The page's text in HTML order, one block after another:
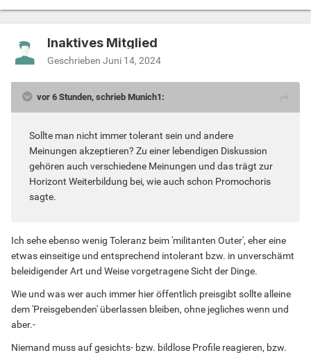
Inaktives Mitglied
Geschrieben Juni 14, 2024
vor 6 Stunden, schrieb Munich1:
Sollte man nicht immer tolerant sein und andere
Meinungen akzeptieren? Zu einer lebendigen Diskussion
gehören auch verschiedene Meinungen und das trägt zur
Horizont Weiterbildung bei, wie auch schon Promochoris
sagte.
Ich sehe ebenso wenig Toleranz beim 'militanten Outer', eher eine
etwas einseitige und entsprechend intolerant bzw. in unverschämt
beleidigender Art und Weise vorgetragene Sicht der Dinge.
Wie und was wer auch immer hier öffentlich preisgibt sollte alleine
dem 'Preisgebenden' überlassen bleiben, ohne jegliches wenn und
aber.-
Niemand muss auf gesichts- bzw. bildlose Profile reagieren, bzw.